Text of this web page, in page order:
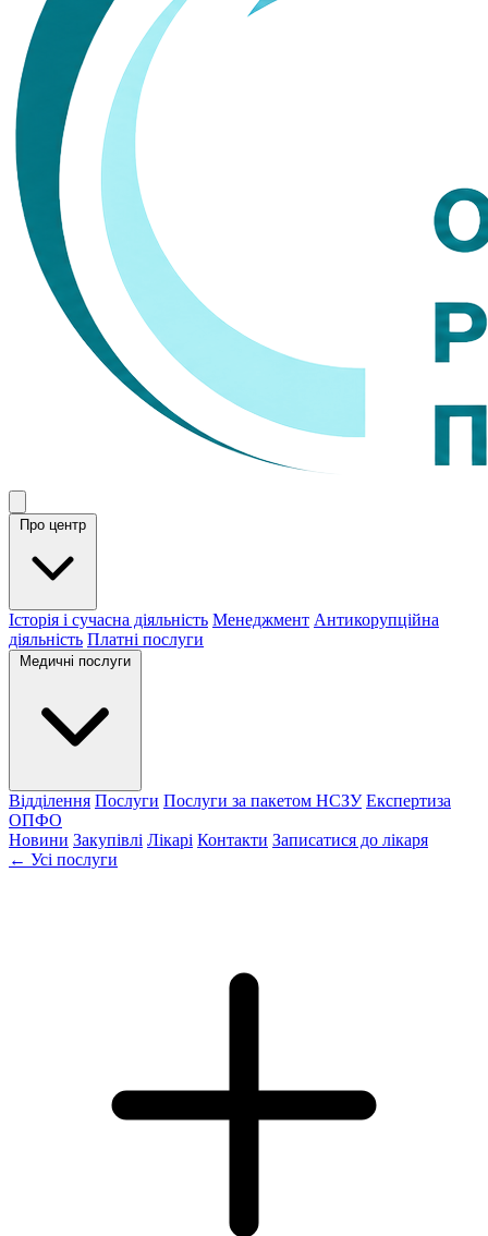
Про центр
Історія і сучасна діяльність Менеджмент Антикорупційна
діяльність Платні послуги
Медичні послуги
Відділення Послуги Послуги за пакетом НСЗУ Експертиза
ОПФО
Новини Закупівлі Лікарі Контакти Записатися до лікаря
← Усі послуги